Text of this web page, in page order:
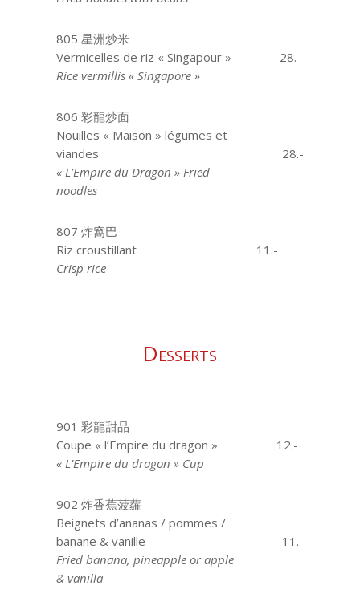
805 星洲炒米
Vermicelles de riz « Singapour »
Rice vermillis « Singapore »
28.-
806 彩龍炒面
Nouilles « Maison » légumes et
viandes
« L’Empire du Dragon » Fried
noodles
28.-
807 炸窩巴
Riz croustillantaaa
Crisp rice
11.-
Desserts
901 彩龍甜品
Coupe « l’Empire du dragon »
« L’Empire du dragon » Cup
12.-
902 炸香蕉菠蘿
Beignets d’ananas / pommes /
banane & vanille
Fried banana, pineapple or apple
& vanilla
11.-